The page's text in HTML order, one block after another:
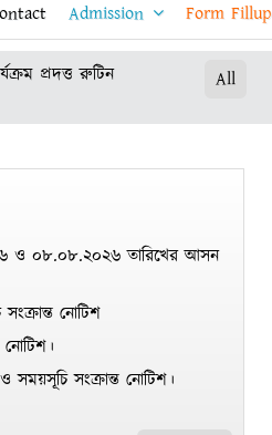
Admission Form Fillup
প্রদত্ত রুটিন
All
ও ০৮.০৮.২০২৬ তারিখের আসন
নোটিশ
সময়সূচি সংক্রান্ত নোটিশ।